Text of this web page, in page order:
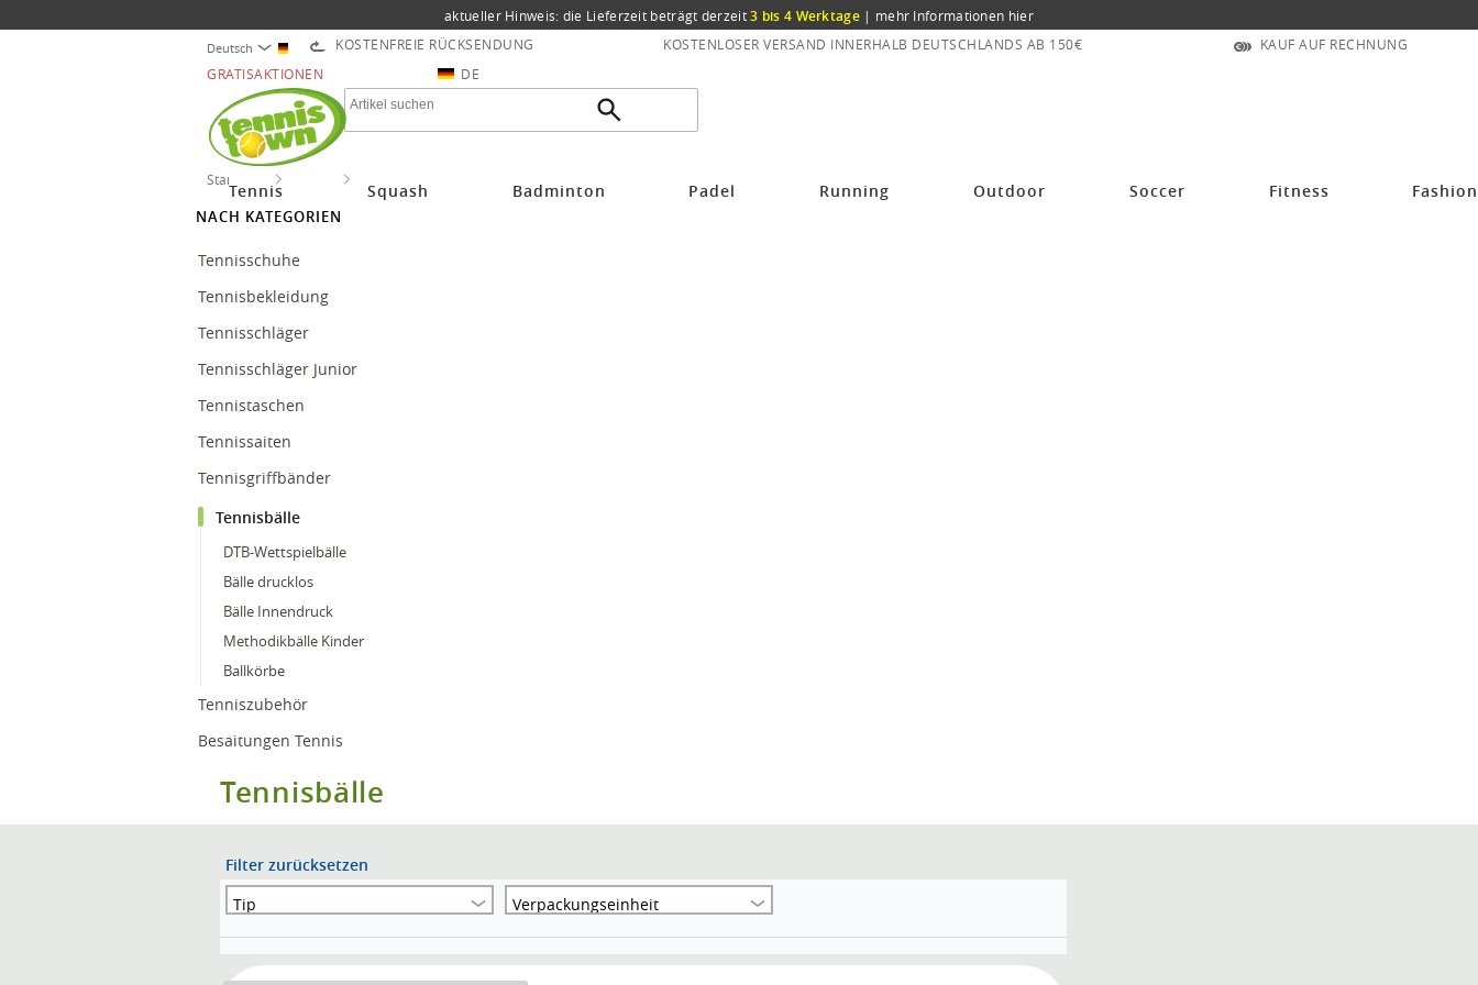
aktueller Hinweis: die Lieferzeit beträgt derzeit3 bis 4 Werktage | mehr Informationen hier
Deutsch KOSTENFREIE RÜCKSENDUNG KOSTENLOSER VERSAND INNERHALB DEUTSCHLANDS AB 150€
KAUF AUF RECHNUNG
GRATISAKTIONEN
DE
Tennis Squash Badminton Padel Running Outdoor Soccer Fitness Fashion
Startseite
NACH KATEGORIEN
Tennisschuhe
Tennisbekleidung
Tennisschläger
Tennisschläger Junior
Tennistaschen
Tennissaiten
Tennisgriffbänder
Tennisbälle
DTB-Wettspielbälle
Bälle drucklos
Bälle Innendruck
Methodikbälle Kinder
Ballkörbe
Tenniszubehör
Besaitungen Tennis
Tennisbälle
Filter zurücksetzen
Tip
Verpackungseinheit